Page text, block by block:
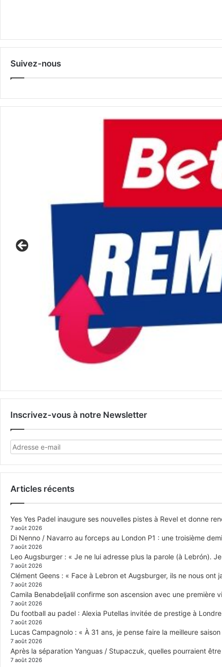
Suivez-nous
Inscrivez-vous à notre Newsletter
Articles récents
Yes Yes Padel inaugure ses nouvelles pistes à Revel et donne
7 août 2026
Di Nenno / Navarro au forceps au London P1 : une troisième
7 août 2026
Leo Augsburger : « Je ne lui adresse plus la parole (à Lebrón).
7 août 2026
Clément Geens : « Face à Lebron et Augsburger, ils ne nous ont
7 août 2026
Camila Benabdeljalil confirme son ascension avec une première
7 août 2026
Du football au padel : Alexia Putellas invitée de prestige à
7 août 2026
Lucas Campagnolo : « À 31 ans, je pense faire la meilleure
7 août 2026
Après la séparation Yanguas / Stupaczuk, quelles pourraient
7 août 2026